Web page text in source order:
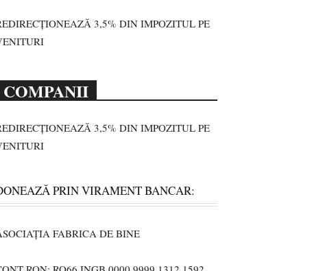
3,5% DIN IMPOZITUL PE
COMPANII
3,5% DIN IMPOZITUL PE
PRIN VIRAMENT BANCAR:
FABRICA DE BINE